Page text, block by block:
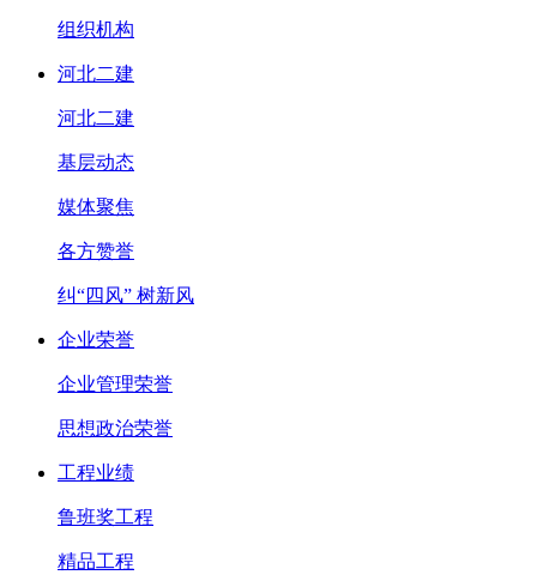
组织机构
河北二建
河北二建
基层动态
媒体聚焦
各方赞誉
纠“四风” 树新风
企业荣誉
企业管理荣誉
思想政治荣誉
工程业绩
鲁班奖工程
精品工程